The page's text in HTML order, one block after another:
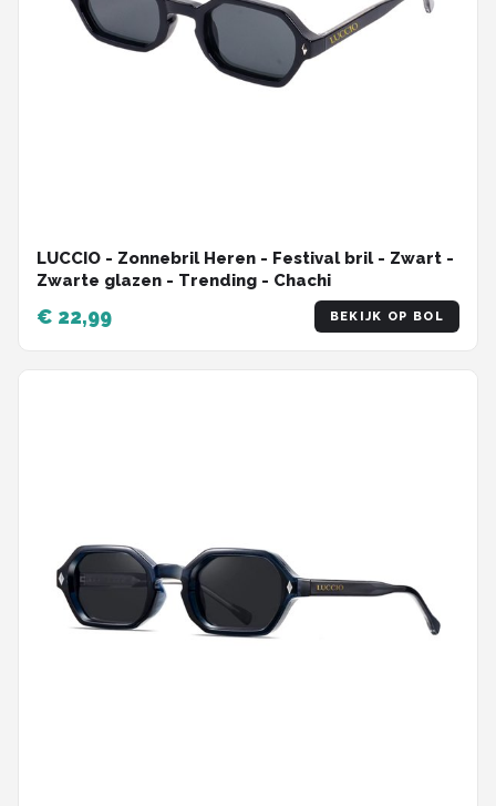
LUCCIO - Zonnebril Heren - Festival bril - Zwart -
Zwarte glazen - Trending - Chachi
€ 22,99 BEKIJK OP BOL